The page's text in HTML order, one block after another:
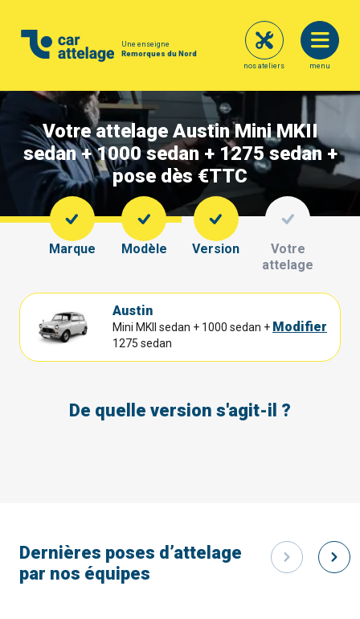
Une enseigne
Remorques du Nord
menu
nos ateliers
Votre attelage Austin Mini MKII
sedan + 1000 sedan + 1275 sedan +
pose dès €TTC
Marque Modèle Version
Votre
attelage
Austin
Mini MKII sedan + 1000 sedan +
1275 sedan
Modifier
De quelle version s'agit-il ?
Dernières poses d’attelage
par nos équipes